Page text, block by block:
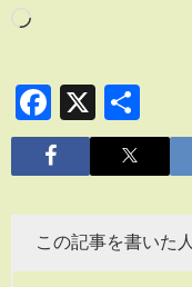
Facebook
X
有
この記事を書いた人